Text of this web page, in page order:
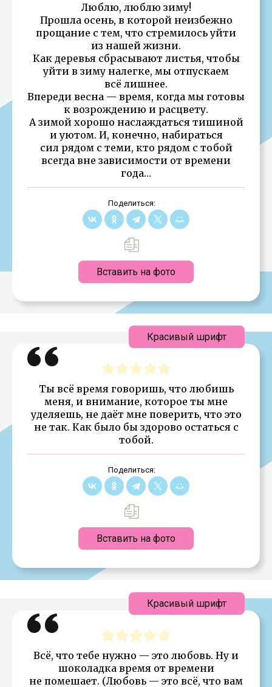
Люблю, люблю зиму!
Прошла осень, в которой неизбежно
прощание с тем, что стремилось уйти
из нашей жизни.
Как деревья сбрасывают листья, чтобы
уйти в зиму налегке, мы отпускаем
всё лишнее.
Впереди весна — время, когда мы готовы
к возрождению и расцвету.
А зимой хорошо наслаждаться тишиной
и уютом. И, конечно, набираться
сил рядом с теми, кто рядом с тобой
всегда вне зависимости от времени
года…
Поделиться:
Вставить на фото
Ты всё время говоришь, что любишь
меня, и внимание, которое ты мне
уделяешь, не даёт мне поверить, что это
не так. Как было бы здорово остаться с
тобой.
Поделиться:
Вставить на фото
Красивый шрифт
Всё, что тебе нужно — это любовь. Ну и
шоколадка время от времени
не помешает. (Любовь — это всё, что вам
Красивый шрифт